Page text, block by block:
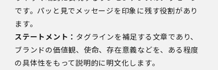
です。パッと見でメッセージを印象に残す役割があり
ます。
ステートメント： タグラインを補足する文章であり、
ブランドの価値観、使命、存在意義などを、ある程度
の具体性をもって説明的に明文化します。